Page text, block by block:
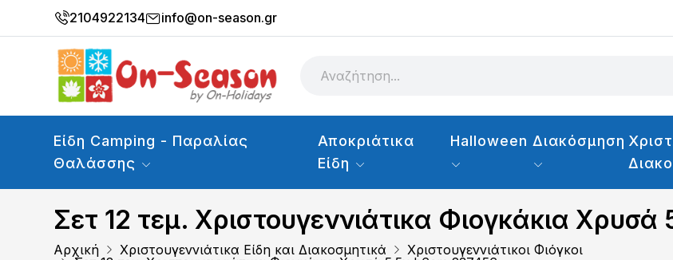
2104922134 info@on-season.gr
Είδη Camping - Παραλίας
Θαλάσσης
Αποκριάτικα
Είδη
Halloween Διακόσμηση
Σετ 12 τεμ. Χριστουγεννιάτικα Φιογκάκια
Αρχική Χριστουγεννιάτικα Είδη και Διακοσμητικά
Χριστουγεννιάτικοι Φιόγκοι